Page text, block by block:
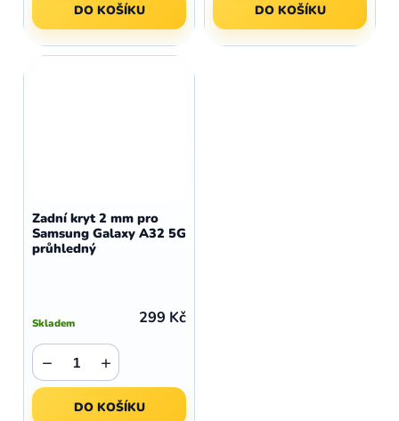
DO KOŠÍKU DO KOŠÍKU
Zadní kryt 2 mm pro
Samsung Galaxy A32 5G
průhledný
Skladem 299 Kč
+
−
DO KOŠÍKU